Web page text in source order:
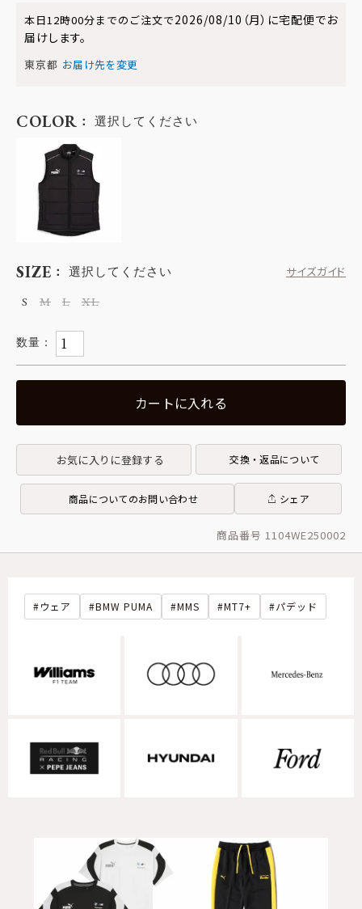
本日12時00分までのご注文で2026/08/10（月） に宅配便でお
届けします。
東京都 お届け先を変更
SIZE 選択してください
サイズガイド
S
M L XL
COLOR 選択してください
カートに入れる
お気に入りに登録する 交換・返品について
商品についてのお問い合わせ シェア
商品番号 1104WE250002
ウェア BMW PUMA MMS MT7+ パデッド